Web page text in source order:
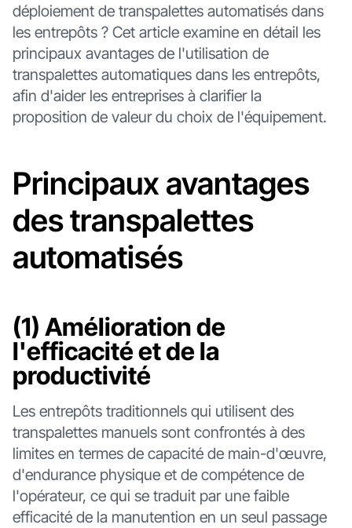
déploiement de transpalettes automatisés dans
les entrepôts ? Cet article examine en détail les
principaux avantages de l'utilisation de
transpalettes automatiques dans les entrepôts,
afin d'aider les entreprises à clarifier la
proposition de valeur du choix de l'équipement.
Principaux avantages
des transpalettes
automatisés
(1) Amélioration de
l'efficacité et de la
productivité
Les entrepôts traditionnels qui utilisent des
transpalettes manuels sont confrontés à des
limites en termes de capacité de main-d'œuvre,
d'endurance physique et de compétence de
l'opérateur, ce qui se traduit par une faible
efficacité de la manutention en un seul passage